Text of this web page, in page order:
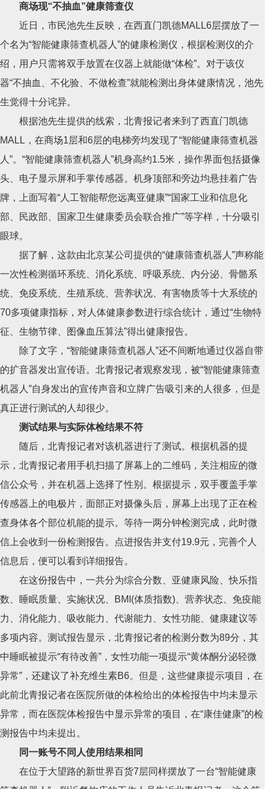
商场现“不抽血”健康筛查仪
近日，市民池先生反映，在西直门凯德MALL6层摆放了一
个名为“智能健康筛查机器人”的健康检测仪，根据检测仪的介
绍，用户只需将双手放置在仪器上就能做“体检”。对于该仪
器“不抽血、不化验、不做检查”就能检测出身体健康情况，池先
生觉得十分诧异。
根据池先生提供的线索，北青报记者来到了西直门凯德
MALL，在商场1层和6层的电梯旁均发现了“智能健康筛查机器
人”。“智能健康筛查机器人”机身高约1.5米，操作界面包括摄像
头、电子显示屏和手掌传感器。机身顶部和旁边均悬挂着广告
牌，上面写着“人工智能帮您远离亚健康”“国家工业和信息化
部、民政部、国家卫生健康委员会联合推广”等字样，十分吸引
眼球。
据了解，这款由北京某公司提供的“健康筛查机器人”声称能
一次性检测循环系统、消化系统、呼吸系统、内分泌、骨骼系
统、免疫系统、生殖系统、营养状况、有害物质等十大系统的
70多项健康指标，对人体健康参数进行综合统计，通过“生物特
征、生物节律、图像血压算法”得出健康报告。
除了文字，“智能健康筛查机器人”还不间断地通过仪器自带
的扩音器发出宣传语。北青报记者观察发现，被“智能健康筛查
机器人”自身发出的宣传声音和立牌广告吸引来的人很多，但是
真正进行测试的人却很少。
测试结果与实际体检结果不符
随后，北青报记者对该机器进行了测试。根据机器的提
示，北青报记者用手机扫描了屏幕上的二维码，关注相应的微
信公众号，并在机器上选择了性别。根据提示，双手覆盖手掌
传感器上的电极片，面部正对摄像头后，屏幕上出现了正在检
查身体各个部位机能的提示。等待一两分钟检测完成，此时微
信上会收到一份检测报告。点进报告并支付19.9元，完善个人
信息后，便可以看到详细报告。
在这份报告中，一共分为综合分数、亚健康风险、快乐指
数、睡眠质量、实施状况、BMI(体质指数)、营养状态、免疫能
力、消化能力、吸收能力、代谢能力、女性功能、健康建议等
多项内容。测试报告显示，北青报记者的检测分数为89分，其
中睡眠被提示“有待改善”，女性功能一项提示“黄体酮分泌轻微
异常”，还建议了补充维生素B6。但是，这些健康提示项目，在
此前北青报记者在医院所做的体检给出的体检报告中均未显示
异常，而在医院体检报告中显示异常的项目，在“康佳健康”的检
测报告中均未提出。
同一账号不同人使用结果相同
在位于大望路的新世界百货7层同样摆放了一台“智能健康